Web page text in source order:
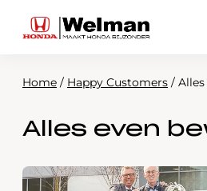
Modellen
Voorraad
Onderhoud en service
Plan
Mijn Honda
Home / Happy Customers /
Alles even